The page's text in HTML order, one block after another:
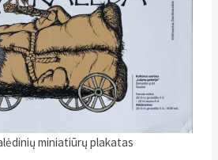
miniatiūrų plakatas